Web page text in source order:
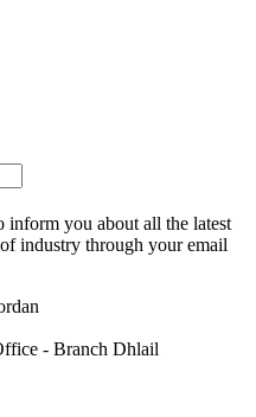
inform you about all the latest
industry through your email
- Branch Dhlail